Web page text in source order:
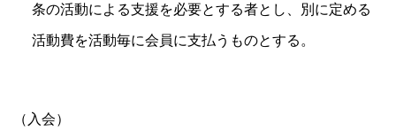
条の活動による支援を必要とする者とし、別に定める
活動費を活動毎に会員に支払うものとする。
（入会）